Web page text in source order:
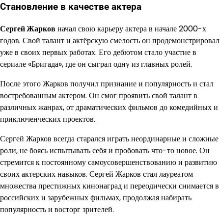
Становление в качестве актера
Сергей Жарковначал свою карьеру актера в начале 2000-х
годов. Свой талант и актёрскую смелость он продемонстрировал
уже в своих первых работах. Его дебютом стало участие в
сериале «Бригада», где он сыграл одну из главных ролей.
После этого Жарков получил признание и популярность и стал
востребованным актером. Он смог проявить свой талант в
различных жанрах, от драматических фильмов до комедийных и
приключенческих проектов.
Сергей Жарков всегда старался играть неординарные и сложные
роли, не боясь испытывать себя и пробовать что-то новое. Он
стремится к постоянному самоусовершенствованию и развитию
своих актерских навыков. Сергей Жарков стал лауреатом
множества престижных кинонаград и переодически снимается в
российских и зарубежных фильмах, продолжая набирать
популярность и восторг зрителей.